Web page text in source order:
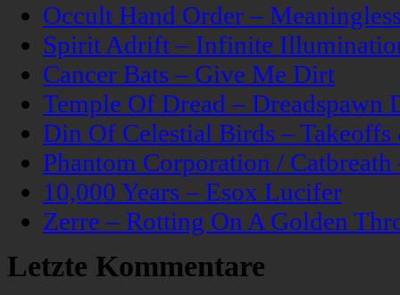
Occult Hand Order –
Spirit Adrift – Infinite
Cancer Bats – Give Me Dirt
Temple Of Dread – Dreadspawn
Din Of Celestial Birds –
Phantom Corporation /
10,000 Years – Esox Lucifer
Zerre – Rotting On A Golden
Letzte Kommentare